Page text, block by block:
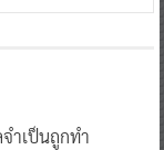
ำเป็นถูกทำ